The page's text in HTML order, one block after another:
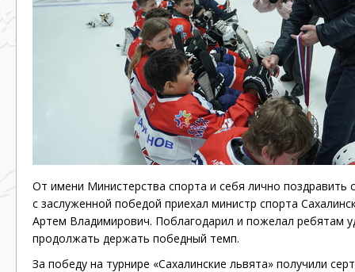
От имени Министерства спорта и себя лично поздравить
с заслуженной победой приехал министр спорта
Артем Владимирович. Поблагодарил и пожелал ребятам
продолжать держать победный темп.
За победу на турнире «Сахалинские львята» получили